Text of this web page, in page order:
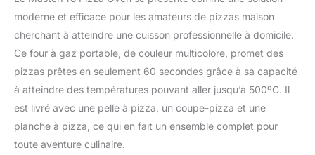
QUE DES PIZZAS : Nous
savons que la
polyvalence est
essentielle pour vous,
c'est pourquoi nous
vous offrons plus de 100
au-delà de la pizza.
Savourez la nourriture
moderne et efficace pour les amateurs de pizzas maison
cherchant à atteindre une cuisson professionnelle à domicile.
Ce four à gaz portable, de couleur multicolore, promet des
pizzas prêtes en seulement 60 secondes grâce à sa capacité
à atteindre des températures pouvant aller jusqu’à 500ºC. Il
est livré avec une pelle à pizza, un coupe-pizza et une
planche à pizza, ce qui en fait un ensemble complet pour
toute aventure culinaire.